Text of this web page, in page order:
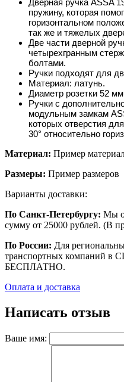
пружину, которая
горизонтальном
так же и тяжелых
Две части дверной
четырехгранным
болтами.
Ручки подходят для
Материал: латунь.
Диаметр розетки 52
Ручки с
модульным замкам
которых отверстия
30° относительно
Материал: Пример
Размеры: Пример размеров
Варианты доставки:
По Санкт-Петербургу: Мы
сумму от 25000 рублей. (В
По России: Для
транспортных компаний в
БЕСПЛАТНО.
Оплата и доставка
Написать отзыв
Ваше имя: